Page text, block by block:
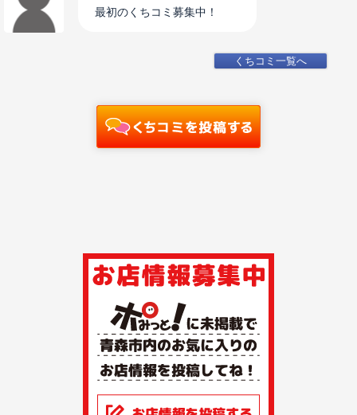
最初のくちコミ募集中！
くちコミ一覧へ